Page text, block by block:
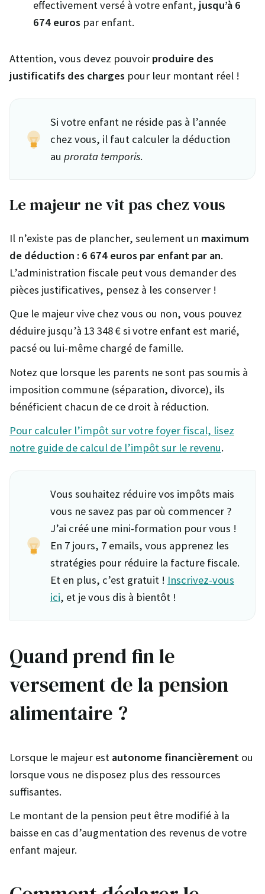
effectivement versé à votre enfant, jusqu’à 6
674 euros par enfant.
Attention, vous devez pouvoir produire des
justificatifs des charges pour leur montant réel !
Si votre enfant ne réside pas à l’année
chez vous, il faut calculer la déduction
au prorata temporis.
Le majeur ne vit pas chez vous
Il n’existe pas de plancher, seulement un maximum
de déduction : 6 674 euros par enfant par an.
L’administration fiscale peut vous demander des
pièces justificatives, pensez à les conserver !
Que le majeur vive chez vous ou non, vous pouvez
déduire jusqu’à 13 348 € si votre enfant est marié,
pacsé ou lui-même chargé de famille.
Notez que lorsque les parents ne sont pas soumis à
imposition commune (séparation, divorce), ils
bénéficient chacun de ce droit à réduction.
Pour calculer l’impôt sur votre foyer fiscal, lisez
notre guide de calcul de l’impôt sur le revenu.
Vous souhaitez réduire vos impôts mais
vous ne savez pas par où commencer ?
J’ai créé une mini-formation pour vous !
En 7 jours, 7 emails, vous apprenez les
stratégies pour réduire la facture fiscale.
Et en plus, c’est gratuit ! Inscrivez-vous
ici, et je vous dis à bientôt !
Quand prend fin le
versement de la pension
alimentaire ?
Lorsque le majeur est autonome financièrement ou
lorsque vous ne disposez plus des ressources
suffisantes.
Le montant de la pension peut être modifié à la
baisse en cas d’augmentation des revenus de votre
enfant majeur.